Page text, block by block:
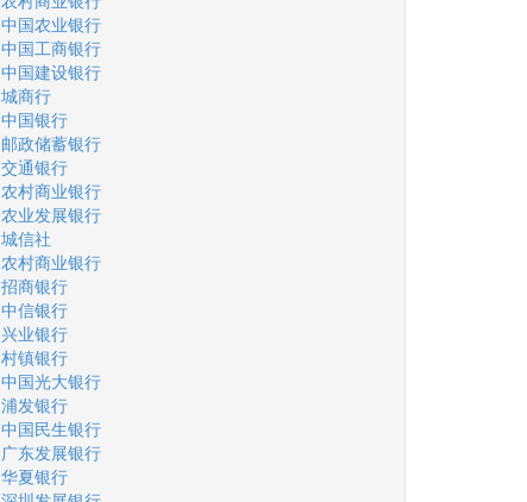
中国农业银行
中国工商银行
中国建设银行
城商行
中国银行
邮政储蓄银行
交通银行
农村商业银行
农业发展银行
城信社
农村商业银行
招商银行
中信银行
兴业银行
村镇银行
中国光大银行
浦发银行
中国民生银行
广东发展银行
华夏银行